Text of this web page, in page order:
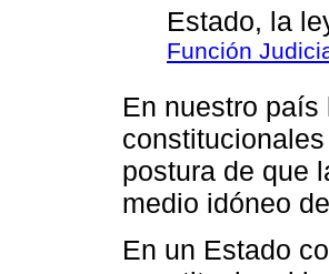
Estado, la
Función
En nuestro
postura de que
medio idóneo
En un Estado